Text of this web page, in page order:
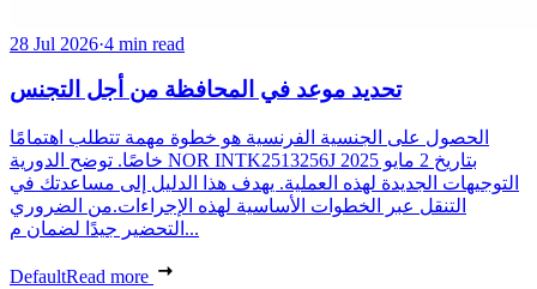
28 Jul 2026·4 min read
تحديد موعد في المحافظة من أجل التجنس
الحصول على الجنسية الفرنسية هو خطوة مهمة تتطلب اهتمامًا
خاصًا. توضح الدورية NOR INTK2513256J بتاريخ 2 مايو 2025
التوجيهات الجديدة لهذه العملية. يهدف هذا الدليل إلى مساعدتك في
التنقل عبر الخطوات الأساسية لهذه الإجراءات.من الضروري
التحضير جيدًا لضمان م...
DefaultRead more